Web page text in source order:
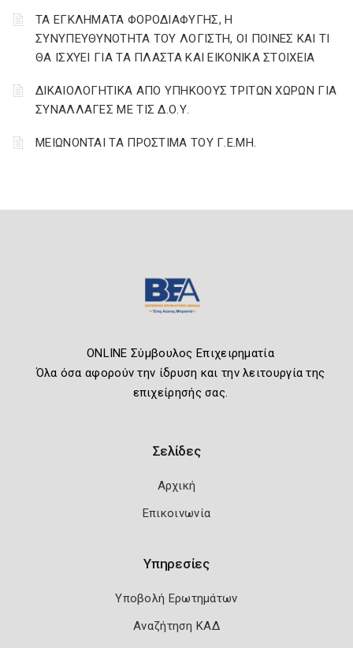
ΤΑ ΕΓΚΛΗΜΑΤΑ ΦΟΡΟΔΙΑΦΥΓΗΣ, Η
ΣΥΝΥΠΕΥΘΥΝΟΤΗΤΑ ΤΟΥ ΛΟΓΙΣΤΗ, ΟΙ ΠΟΙΝΕΣ ΚΑΙ ΤΙ
ΘΑ ΙΣΧΥΕΙ ΓΙΑ ΤΑ ΠΛΑΣΤΑ ΚΑΙ ΕΙΚΟΝΙΚΑ ΣΤΟΙΧΕΙΑ
ΔΙΚΑΙΟΛΟΓΗΤΙΚΑ ΑΠΟ ΥΠΗΚΟΟΥΣ ΤΡΙΤΩΝ ΧΩΡΩΝ ΓΙΑ
ΣΥΝΑΛΛΑΓΕΣ ΜΕ ΤΙΣ Δ.Ο.Υ.
ΜΕΙΩΝΟΝΤΑΙ ΤΑ ΠΡΟΣΤΙΜΑ ΤΟΥ Γ.Ε.ΜΗ.
ONLINE Σύμβουλος Επιχειρηματία
Όλα όσα αφορούν την ίδρυση και την λειτουργία της
επιχείρησής σας.
Σελίδες
Αρχική
Επικοινωνία
Υπηρεσίες
Υποβολή Ερωτημάτων
Αναζήτηση ΚΑΔ